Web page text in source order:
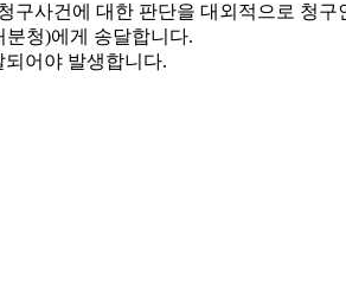
구사건에 대한 판단을 대외적으로 청
청)에게 송달합니다.
어야 발생합니다.